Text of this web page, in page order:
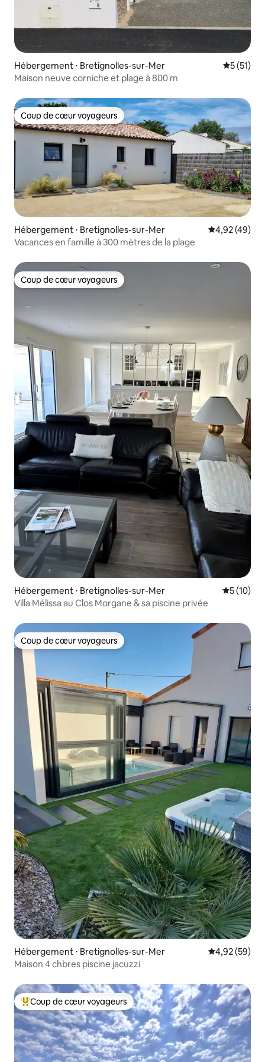
Hébergement ⋅ Bretignolles-sur-Mer
5 (51)
Maison neuve corniche et plage à 800 m
Coup de cœur voyageurs
Coup de cœur voyageurs
Hébergement ⋅ Bretignolles-sur-Mer Évaluation
4,92 (49)
Vacances en famille à 300 mètres de la plage
Coup de cœur voyageurs
Coup de cœur voyageurs
Hébergement ⋅ Bretignolles-sur-Mer
5 (10)
Villa Mélissa au Clos Morgane & sa piscine privée
Coup de cœur voyageurs
Coup de cœur voyageurs
Hébergement ⋅ Bretignolles-sur-Mer Évaluation
4,92 (59)
Maison 4 chbres piscine jacuzzi
Coups de cœur voyageurs les plus appréciés
Coup de cœur voyageurs